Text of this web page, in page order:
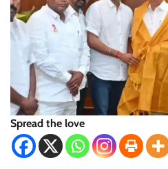
Spread the love